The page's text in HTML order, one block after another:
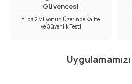
Güvencesi
Yılda 2 Milyonun Üzerinde Kalite
ve Güvenlik Testi